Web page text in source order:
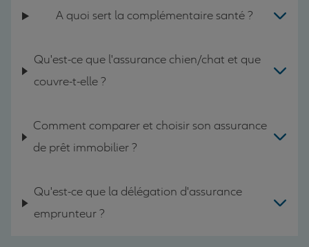
A quoi sert la complémentaire santé ?
Qu'est-ce que l'assurance chien/chat et que
couvre-t-elle ?
Comment comparer et choisir son assurance
de prêt immobilier ?
Qu'est-ce que la délégation d'assurance
emprunteur ?